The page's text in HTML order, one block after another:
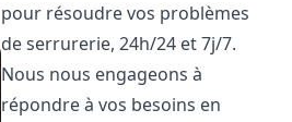
pour résoudre vos problèmes
de serrurerie, 24h/24 et 7j/7.
Nous nous engageons à
répondre à vos besoins en